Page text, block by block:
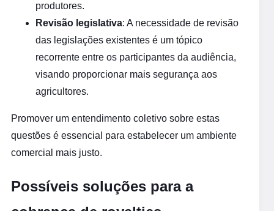
produtores.
Revisão legislativa: A necessidade de revisão
das legislações existentes é um tópico
recorrente entre os participantes da audiência,
visando proporcionar mais segurança aos
agricultores.
Promover um entendimento coletivo sobre estas
questões é essencial para estabelecer um ambiente
comercial mais justo.
Possíveis soluções para a